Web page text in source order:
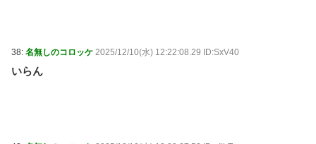
38: 名無しのコロッケ 2025/12/10(水) 12:22:08.29 ID:SxV40
いらん